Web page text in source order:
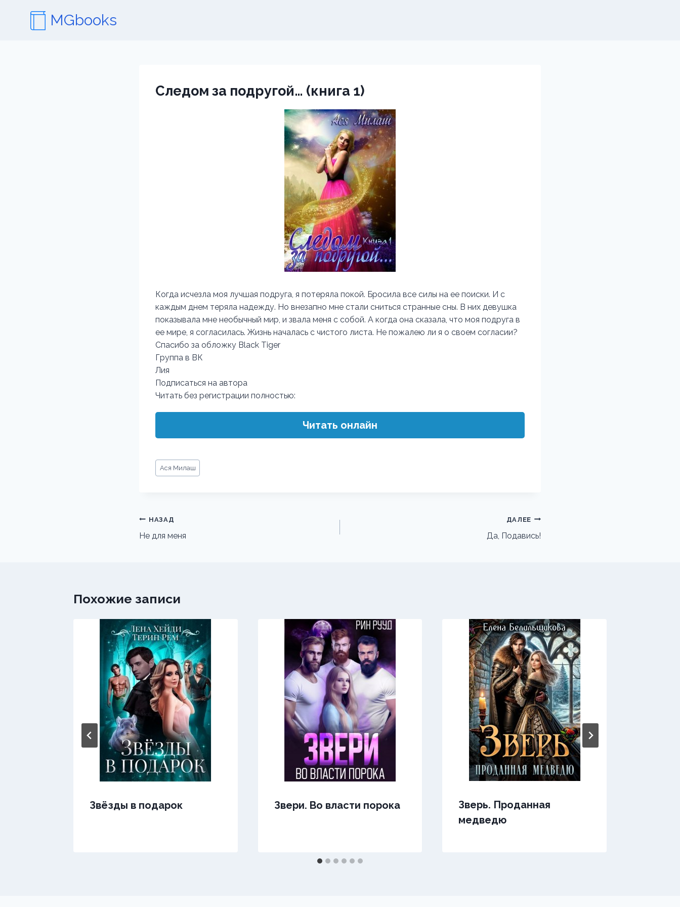
содержимому
MGbooks
Следом за подругой… (книга 1)
Когда исчезла моя лучшая подруга, я потеряла покой. Бросила все силы на ее поиски. И с
каждым днем теряла надежду. Но внезапно мне стали сниться странные сны. В них девушка
показывала мне необычный мир, и звала меня с собой. А когда она сказала, что моя подруга в
ее мире, я согласилась. Жизнь началась с чистого листа. Не пожалею ли я о своем согласии?
Спасибо за обложку Black Tiger
Группа в ВК
Лия
Подписаться на автора
Читать без регистрации полностью:
Читать онлайн
Метки
записи:
Ася Милаш
Навигация
по
НАЗАД
Не для меня
ДАЛЕЕ
Да, Подавись!
Похожие записи
Звёзды в подарок Звери. Во власти порока
Зверь. Проданная
медведю